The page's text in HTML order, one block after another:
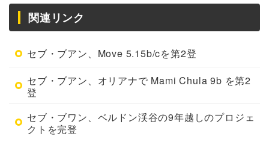
関連リンク
セブ・ブアン、Move 5.15b/cを第2登
セブ・ブアン、オリアナで Mami Chula 9b を第2
登
セブ・ブワン、ベルドン渓谷の9年越しのプロジェ
クトを完登